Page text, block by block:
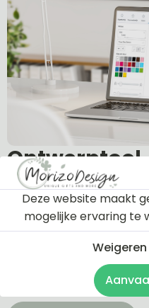
Ontwerptool
Via onderstaande knop
een tutorial die u een
ontwerptool. Hierdoor
naambordje helemaal
eigen smaak kunt
Deze website maakt
mogelijke ervaring te
Weigeren